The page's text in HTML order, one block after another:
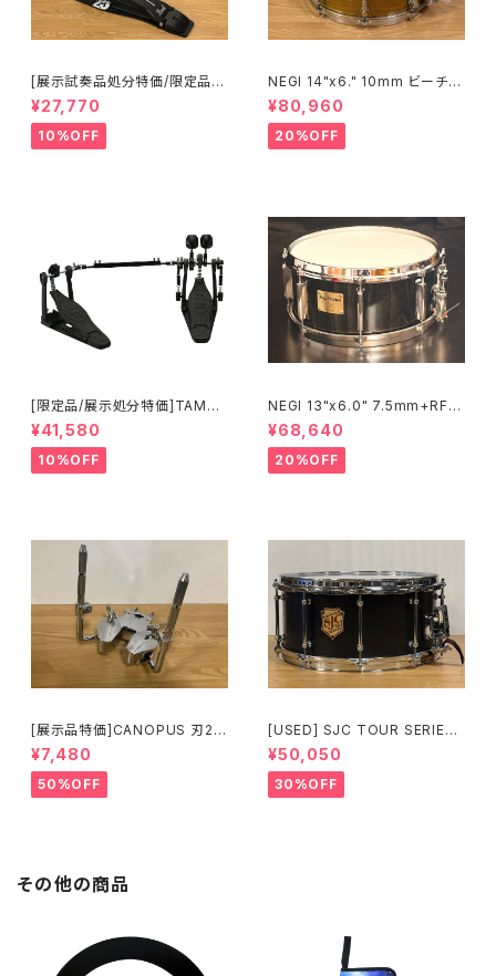
[展示試奏品処分特価/限定品]P
earl Eliminator 25th Annive
rsary Limited Edition P-20
50C/B シングル ペダル
¥27,770
10%OFF
NEGI 14"x6." 10mm ビーチス
ネア S-B710K1460D-SPGD
¥80,960
20%OFF
[限定品/展示処分特価]TAMA I
RON COBRA 600 Pedal DA
RK SHADOW Edition Twin
Pedal HP600DTWMB
¥41,580
10%OFF
NEGI 13"x6.0" 7.5mm+RF
ビーチスネア S-B75R1360D8
-S2BK
¥68,640
20%OFF
[展示品特価]CANOPUS 刃2専
用ダブルタムクランプ Y-WTC
¥7,480
50%OFF
[USED] SJC TOUR SERIES
SNARE 14 × 6.5 マットブラッ
ク
¥50,050
30%OFF
その他の商品